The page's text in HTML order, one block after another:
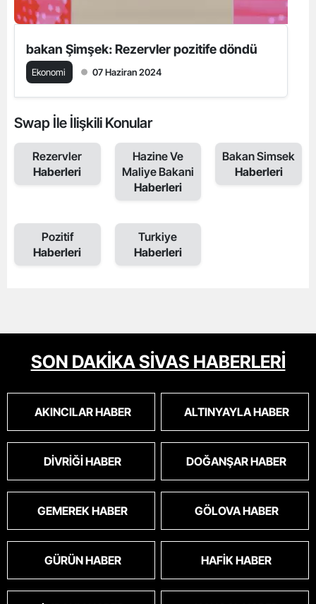
bakan Şimşek: Rezervler pozitife döndü
Ekonomi 07 Haziran 2024
Swap İle İlişkili Konular
Rezervler
Haberleri
Hazine Ve
Maliye Bakani
Haberleri
Bakan Simsek
Haberleri
Pozitif
Haberleri
Turkiye
Haberleri
SON DAKİKA SİVAS HABERLERİ
AKINCILAR HABER ALTINYAYLA HABER
DIVRIĞI HABER DOĞANŞAR HABER
GEMEREK HABER GÖLOVA HABER
GÜRÜN HABER HAFIK HABER